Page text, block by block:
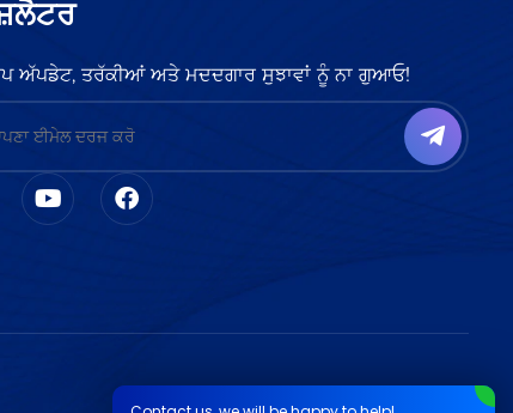
ਅੱਪਡੇਟ, ਤਰੱਕੀਆਂ ਅਤੇ ਮਦਦਗਾਰ ਸੁਝਾਵਾਂ ਨੂੰ ਨਾ ਗੁਆਓ!